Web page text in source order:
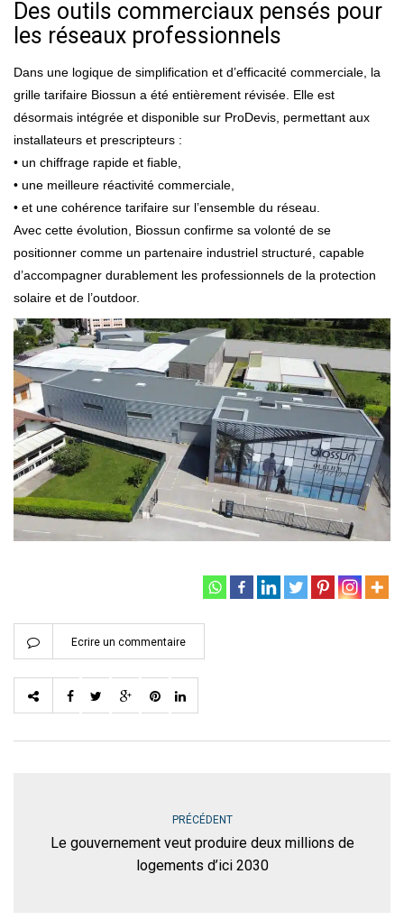
Des outils commerciaux pensés pour
les réseaux professionnels
Dans une logique de simplification et d’efficacité commerciale, la
grille tarifaire Biossun a été entièrement révisée. Elle est
désormais intégrée et disponible sur ProDevis, permettant aux
installateurs et prescripteurs :
• un chiffrage rapide et fiable,
• une meilleure réactivité commerciale,
• et une cohérence tarifaire sur l’ensemble du réseau.
Avec cette évolution, Biossun confirme sa volonté de se
positionner comme un partenaire industriel structuré, capable
d’accompagner durablement les professionnels de la protection
solaire et de l’outdoor.
Ecrire un commentaire
PRÉCÉDENT
Le gouvernement veut produire deux millions de
logements d’ici 2030